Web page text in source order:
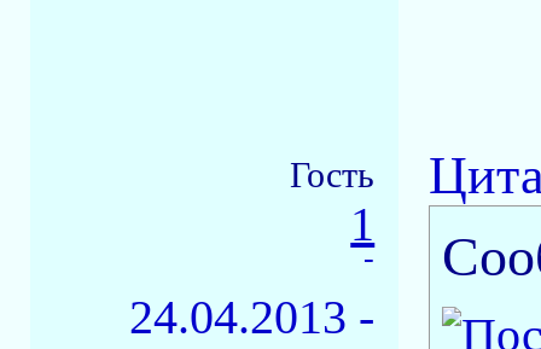
Гость
1
-
24.04.2013 -